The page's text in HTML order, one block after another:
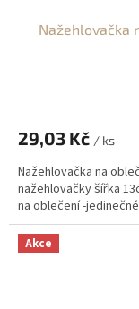
Nažehlovačka
29,03 Kč / ks
Nažehlovačka na
nažehlovačky šířka
na oblečení -
Akce